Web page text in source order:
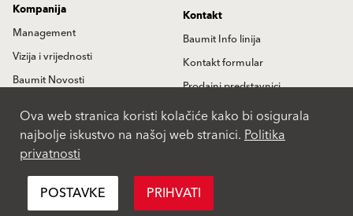
Kompanija
Management
Vizija i vrijednosti
Baumit Novosti
Kontakt
Baumit Info linija
Kontakt formular
Prodajni predstavnici
Partneri
Lokacije
Ova web stranica koristi kolačiće kako bi osigurala
najbolje iskustvo na našoj web stranici.Politika
privatnosti
POSTAVKE
PRIHVATI